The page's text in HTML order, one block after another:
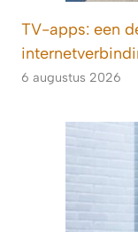
TV-apps: een
6 augustus 2026